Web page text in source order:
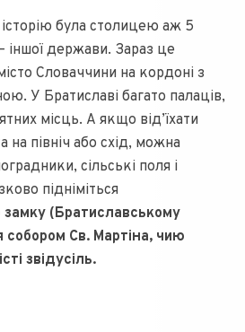
була столицею аж 5
іншої держави. Зараз це
Словаччини на кордоні з
У Братиславі багато палаців,
місць. А якщо від’їхати
на північ або схід, можна
сільські поля і
підніміться
замку (Братиславському
собором Св. Мартіна, чию
звідусіль.